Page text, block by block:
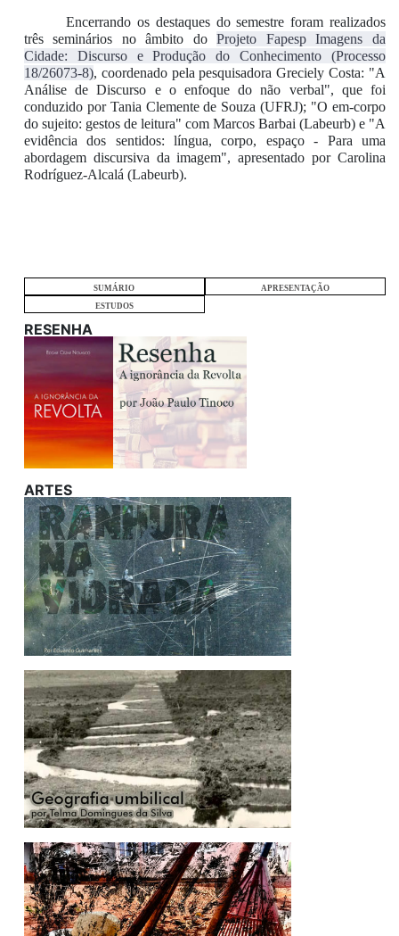
Encerrando os destaques do semestre foram realizados
três seminários no âmbito doProjeto Fapesp Imagens da
Cidade: Discurso e Produção do Conhecimento (Processo
18/26073-8), coordenado pela pesquisadora Greciely Costa: "A
Análise de Discurso e o enfoque do não verbal", que foi
conduzido por Tania Clemente de Souza (UFRJ); "O em-corpo
do sujeito: gestos de leitura" com Marcos Barbai (Labeurb) e "A
evidência dos sentidos: língua, corpo, espaço - Para uma
abordagem discursiva da imagem", apresentado por Carolina
Rodríguez-Alcalá (Labeurb).
SUMÁRIO
APRESENTAÇÃO
ESTUDOS
RESENHA
ARTES